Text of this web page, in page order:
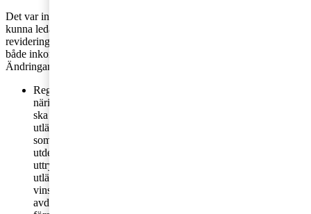
Det var inte avsikten att moder- och dotterbolagsdirektivet skulle
kunna leda till en sådan dubbel icke-beskattning. Som en effekt av
revideringen av direktivet föreslår regeringen i en lagrådsremiss att
både inkomstskattelagen och kupongskattelagen justeras.
Ändringarna föreslås träda i kraft den 1 januari 2016.
Reglerna i inkomstskattelagen om skattefri utdelning på
näringsbetingade andelar i bolagssektorn ändras. Skattefrihet
ska inte längre medges för utdelning som lämnas av ett
utländskt företag till den del utdelningen i utlandet får dras av
som "ränta eller liknande" av det företag som lämnar
utdelningen. Som exempel på vad som ska förstås med
uttrycket "ränta eller liknande" nämns utdelning på olika
utländska motsvarigheter till preferensaktier eller
vinstandelslån, om utdelningen i utlandet behandlas som en
avdragsgill räntekostnad eller liknande. Även om förslaget är